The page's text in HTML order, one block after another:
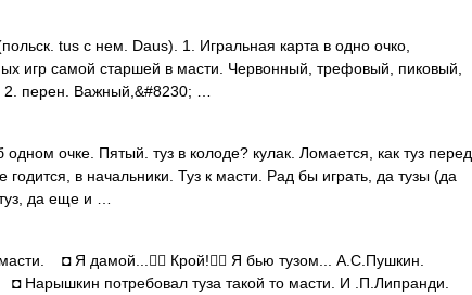
tus с нем. Daus). 1. Игральная карта в одно очко,
игр самой старшей в масти. Червонный, трефовый, пиковый,
2. перен. Важный,&#8230; …
очке. Пятый. туз в колоде? кулак. Ломается, как туз перед
в начальники. Туз к масти. Рад бы играть, да тузы (да
да еще и …
◘ Я дамой... Крой! Я бью тузом... А.С.Пушкин.
Нарышкин потребовал туза такой то масти. И .П.Липранди.